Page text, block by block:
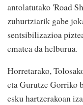
antolatutako 'Road
zuhurtziarik gabe
sentsibilizazioa
ematea da helburua.
Horretarako,
eta Gurutze Gorriko
esku hartzerakoan